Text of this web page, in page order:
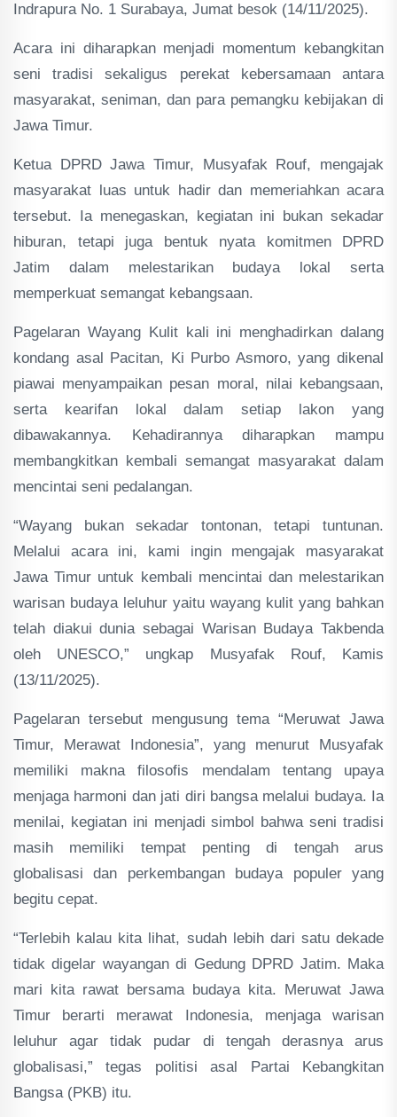
Indrapura No. 1 Surabaya, Jumat besok (14/11/2025).
Acara ini diharapkan menjadi momentum kebangkitan
seni tradisi sekaligus perekat kebersamaan antara
masyarakat, seniman, dan para pemangku kebijakan di
Jawa Timur.
Ketua DPRD Jawa Timur, Musyafak Rouf, mengajak
masyarakat luas untuk hadir dan memeriahkan acara
tersebut. Ia menegaskan, kegiatan ini bukan sekadar
hiburan, tetapi juga bentuk nyata komitmen DPRD
Jatim dalam melestarikan budaya lokal serta
memperkuat semangat kebangsaan.
Pagelaran Wayang Kulit kali ini menghadirkan dalang
kondang asal Pacitan, Ki Purbo Asmoro, yang dikenal
piawai menyampaikan pesan moral, nilai kebangsaan,
serta kearifan lokal dalam setiap lakon yang
dibawakannya. Kehadirannya diharapkan mampu
membangkitkan kembali semangat masyarakat dalam
mencintai seni pedalangan.
“Wayang bukan sekadar tontonan, tetapi tuntunan.
Melalui acara ini, kami ingin mengajak masyarakat
Jawa Timur untuk kembali mencintai dan melestarikan
warisan budaya leluhur yaitu wayang kulit yang bahkan
telah diakui dunia sebagai Warisan Budaya Takbenda
oleh UNESCO,” ungkap Musyafak Rouf, Kamis
(13/11/2025).
Pagelaran tersebut mengusung tema “Meruwat Jawa
Timur, Merawat Indonesia”, yang menurut Musyafak
memiliki makna filosofis mendalam tentang upaya
menjaga harmoni dan jati diri bangsa melalui budaya. Ia
menilai, kegiatan ini menjadi simbol bahwa seni tradisi
masih memiliki tempat penting di tengah arus
globalisasi dan perkembangan budaya populer yang
begitu cepat.
“Terlebih kalau kita lihat, sudah lebih dari satu dekade
tidak digelar wayangan di Gedung DPRD Jatim. Maka
mari kita rawat bersama budaya kita. Meruwat Jawa
Timur berarti merawat Indonesia, menjaga warisan
leluhur agar tidak pudar di tengah derasnya arus
globalisasi,” tegas politisi asal Partai Kebangkitan
Bangsa (PKB) itu.